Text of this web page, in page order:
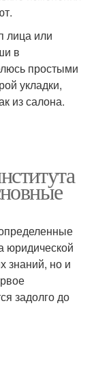
лица или
в
простыми
укладки,
из салона.
юридической
знаний, но и
задолго до